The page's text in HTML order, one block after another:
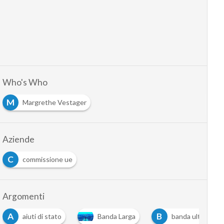
Who's Who
M
Margrethe Vestager
Aziende
C
commissione ue
Argomenti
A
aiuti di stato Banda Larga B banda ultralarga